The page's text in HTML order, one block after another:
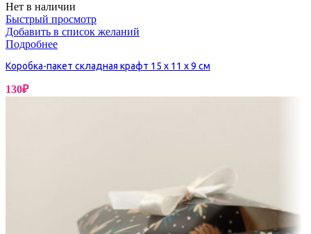
Нет в наличии
Быстрый просмотр
Добавить в список желаний
Подробнее
Коробка-пакет складная крафт 15 х 11 х 9 см
130₽